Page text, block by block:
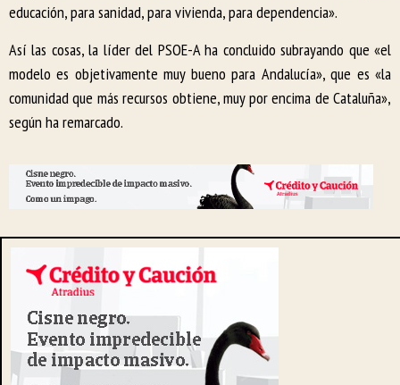
educación, para sanidad, para vivienda, para dependencia».
Así las cosas, la líder del PSOE-A ha concluido subrayando que «el
modelo es objetivamente muy bueno para Andalucía», que es «la
comunidad que más recursos obtiene, muy por encima de Cataluña»,
según ha remarcado.